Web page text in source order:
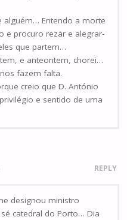
alguém… Entendo a morte
e procuro rezar e alegrar-
que partem…
e anteontem, chorei…
fazem falta.
creio que D. António
e sentido de uma
REPLY
designou ministro
catedral do Porto… Dia